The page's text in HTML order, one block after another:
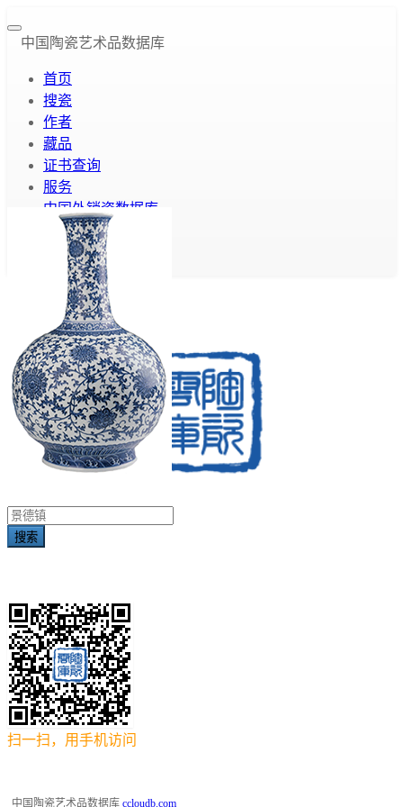
中国陶瓷艺术品数据库
首页
搜瓷
作者
藏品
证书查询
服务
中国外销瓷数据库
云库介绍
关于我们
搜索
扫一扫，用手机访问
中国陶瓷艺术品数据库 ccloudb.com